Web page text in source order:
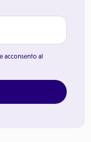
e acconsento al